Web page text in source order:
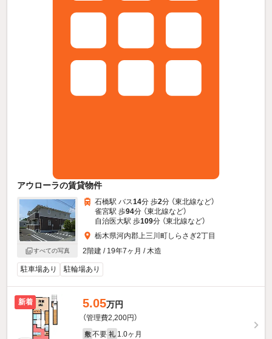
アウローラの賃貸物件
すべての写真
石橋駅 バス14分 歩2分 （東北線など）
雀宮駅 歩94分 （東北線など）
自治医大駅 歩109分 （東北線など）
栃木県河内郡上三川町しらさぎ2丁目
2階建 / 19年7ヶ月 / 木造
駐車場あり 駐輪場あり
新着 5.05万円
（管理費2,200円）
敷 不要 礼 1.0ヶ月